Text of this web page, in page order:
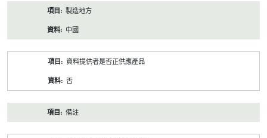
製造地方
中國
資料提供者是否正供應產品
否
備註